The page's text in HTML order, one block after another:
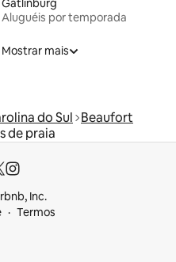
Gatlinburg
Aluguéis por temporada
Mostrar mais
do Sul Beaufort
de praia
Inc.
Termos